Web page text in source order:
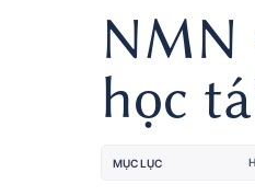
NMN
học
MỤC LỤC